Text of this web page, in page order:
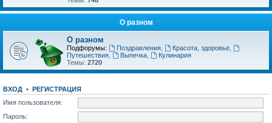
О разном
О разном
Подфорумы: Поздравления, Красота, здоровье,
Путешествия
Выпечка,
Кулинария
Темы: 2720
ВХОД • РЕГИСТРАЦИЯ
Имя пользователя:
Пароль: